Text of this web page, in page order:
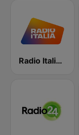
Radio Italia solomusicaitaliana